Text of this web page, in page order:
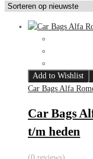
Add to Wishlist
Car Bags Alfa
Car Bags
t/m heden